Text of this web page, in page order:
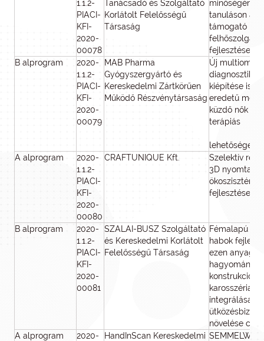
1.1.2-
PIACI-
KFI-
2020-
00078
Tanácsadó és Szolgáltató
Korlátolt Felelősségű
Társaság
minőségének
tanuláson
támogató
fejlesztése
B alprogram
2020-
1.1.2-
PIACI-
KFI-
2020-
00079
MAB Pharma
Gyógyszergyártó és
Kereskedelmi Zártkörűen
Működő Részvénytársaság
Új multiomikai
diagnosztikai
kiépítése
eredetű
küzdő nők
terápiás
A alprogram
2020-
1.1.2-
PIACI-
KFI-
2020-
00080
CRAFTUNIQUE Kft.
Szelektív
3D nyomtató
fejlesztése
B alprogram
2020-
1.1.2-
PIACI-
KFI-
2020-
00081
SZALAI-BUSZ Szolgáltató
és Kereskedelmi Korlátolt
Felelősségű Társaság
Fémalapú
habok
ezen anyagok
konstrukciójú
integrálása
növelése
A alprogram
2020-
HandInScan Kereskedelmi